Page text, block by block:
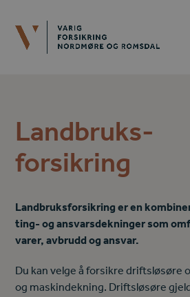
Landbruks-
forsikring
Landbruksforsikring er en
ting- og ansvarsdekninger som
varer, avbrudd og ansvar.
Du kan velge å forsikre driftsløsøre
og maskindekning. Driftsløsøre